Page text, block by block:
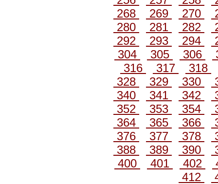
268
269 270
280
281 282
292
293 294
304
305 306
316
317
318
328
329 330
340
341 342
352
353 354
364
365 366
376
377 378
388
389 390
400
401 402
412